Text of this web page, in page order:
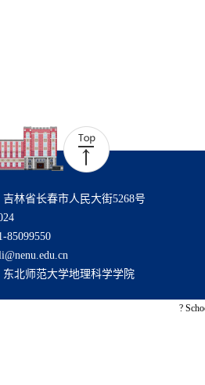
林省长春市人民大街5268号
85099550
东北师范大学地理科学学院
?